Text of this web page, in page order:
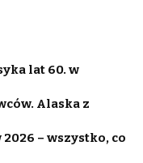
lat 60. w
Alaska z
– wszystko, co